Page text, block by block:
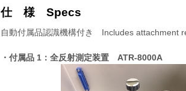
仕 様 Specs
自動付属品認識機構付き Includes attachment
・付属品 1：全反射測定装置 ATR-8000A